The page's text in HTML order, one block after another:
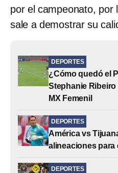
por el campeonato, por
sale a demostrar su
DEPORTES
¿Cómo quedó el
Stephanie Ribeiro
MX Femenil
DEPORTES
América vs
alineaciones para
DEPORTES